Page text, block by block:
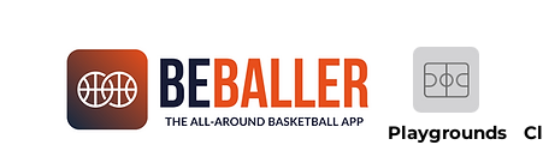
Playgrounds